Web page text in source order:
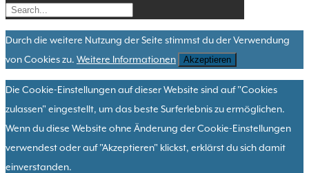
Durch die weitere Nutzung der Seite stimmst du der Verwendung
von Cookies zu. Weitere Informationen Akzeptieren
Die Cookie-Einstellungen auf dieser Website sind auf "Cookies
zulassen" eingestellt, um das beste Surferlebnis zu ermöglichen.
Wenn du diese Website ohne Änderung der Cookie-Einstellungen
verwendest oder auf "Akzeptieren" klickst, erklärst du sich damit
einverstanden.